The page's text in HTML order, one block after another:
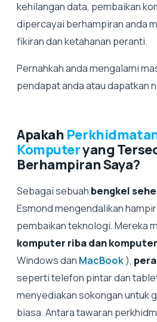
kehilangan data, pembaikan
dipercayai berhampiran anda
fikiran dan ketahanan peranti.
Pernahkah anda mengalami
pendapat anda atau dapatkan
Apakah
Komputeryang
Berhampiran Saya?
Sebagai sebuah bengkel
Esmond mengendalikan
pembaikan teknologi. Mereka
komputer riba dan
Windows dan MacBook),
seperti telefon pintar dan
menyediakan sokongan untuk
biasa. Antara tawaran